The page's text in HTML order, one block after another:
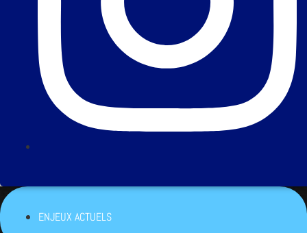
ENJEUX ACTUELS